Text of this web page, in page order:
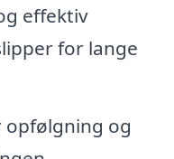
effektiv
for lange
opfølgning og